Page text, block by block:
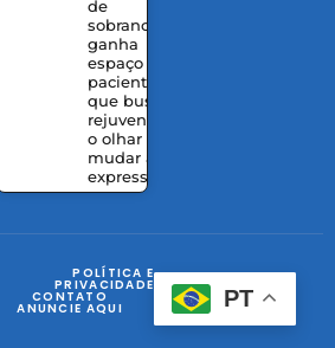
de
sobrancelhas
ganha
espaço entre
pacientes
que buscam
rejuvenescer
o olhar sem
mudar a
expressão
POLÍTICA E
PRIVACIDADE
CONTATO
ANUNCIE AQUI PT